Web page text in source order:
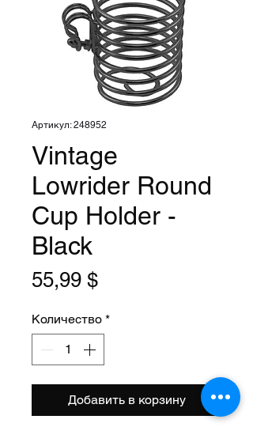
Артикул: 248952
Vintage
Lowrider Round
Cup Holder -
Black
55,99 $Цена
Количество *
Добавить в корзину